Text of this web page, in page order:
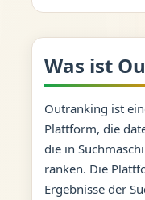
Was ist
Outranking ist
Plattform, die
die in
ranken. Die
Ergebnisse der